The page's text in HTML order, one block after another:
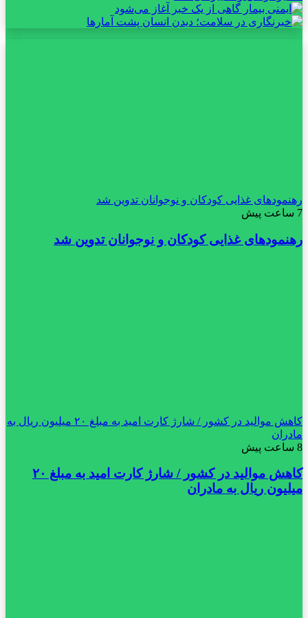
رهنمودهای غذایی کودکان و نوجوانان تدوین شد
7 ساعت پیش
رهنمودهای غذایی کودکان و نوجوانان تدوین شد
کاهش موالید در کشور / شارژ کارت امید به مبلغ ۲۰ میلیون ریال به
مادران
8 ساعت پیش
کاهش موالید در کشور / شارژ کارت امید به مبلغ ۲۰
میلیون ریال به مادران